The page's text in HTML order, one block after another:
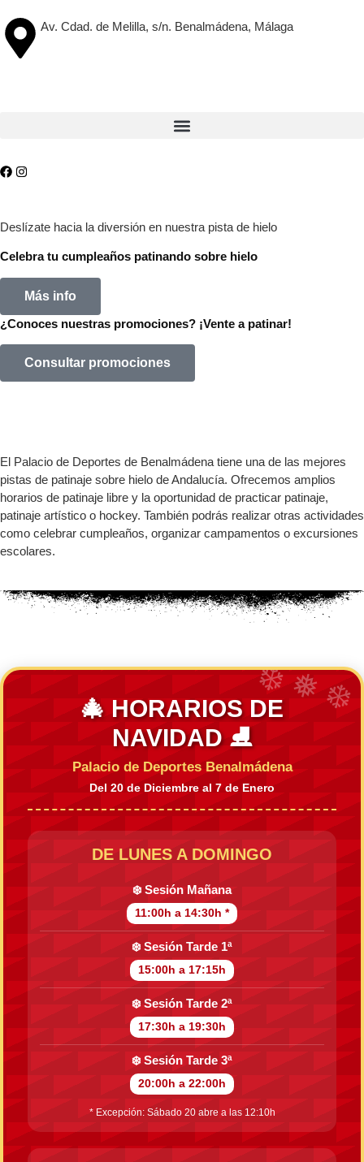
Av. Cdad. de Melilla, s/n. Benalmádena, Málaga
Deslízate hacia la diversión en nuestra pista de hielo
Celebra tu cumpleaños patinando sobre hielo
Más info
¿Conoces nuestras promociones? ¡Vente a patinar!
Consultar promociones
El Palacio de Deportes de Benalmádena tiene una de las mejores
pistas de patinaje sobre hielo de Andalucía. Ofrecemos amplios
horarios de patinaje libre y la oportunidad de practicar patinaje,
patinaje artístico o hockey. También podrás realizar otras actividades
como celebrar cumpleaños, organizar campamentos o excursiones
escolares.
🎄 HORARIOS DE
NAVIDAD ⛸️
Palacio de Deportes Benalmádena
Del 20 de Diciembre al 7 de Enero
DE LUNES A DOMINGO
❄️ Sesión Mañana
11:00h a 14:30h *
❄️ Sesión Tarde 1ª
15:00h a 17:15h
❄️ Sesión Tarde 2ª
17:30h a 19:30h
❄️ Sesión Tarde 3ª
20:00h a 22:00h
* Excepción: Sábado 20 abre a las 12:10h